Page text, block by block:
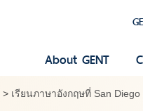
About GENT
> เรียนภาษาอังกฤษที่ San Diego